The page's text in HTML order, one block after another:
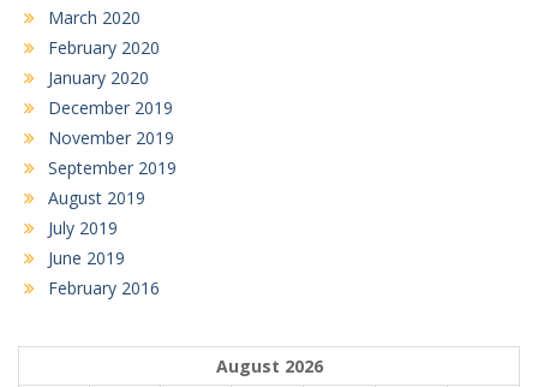
March 2020
February 2020
January 2020
December 2019
November 2019
September 2019
August 2019
July 2019
June 2019
February 2016
August 2026